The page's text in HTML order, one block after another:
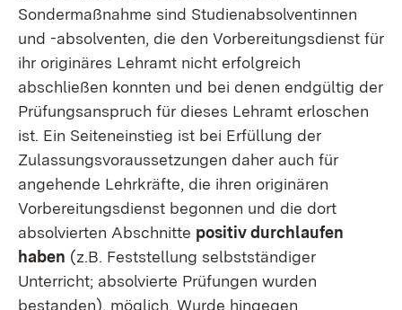
Sondermaßnahme sind Studienabsolventinnen
und -absolventen, die den Vorbereitungsdienst für
ihr originäres Lehramt nicht erfolgreich
abschließen konnten und bei denen endgültig der
Prüfungsanspruch für dieses Lehramt erloschen
ist. Ein Seiteneinstieg ist bei Erfüllung der
Zulassungsvoraussetzungen daher auch für
angehende Lehrkräfte, die ihren originären
Vorbereitungsdienst begonnen und die dort
absolvierten Abschnitte positiv durchlaufen
haben (z.B. Feststellung selbstständiger
Unterricht; absolvierte Prüfungen wurden
bestanden), möglich. Wurde hingegen